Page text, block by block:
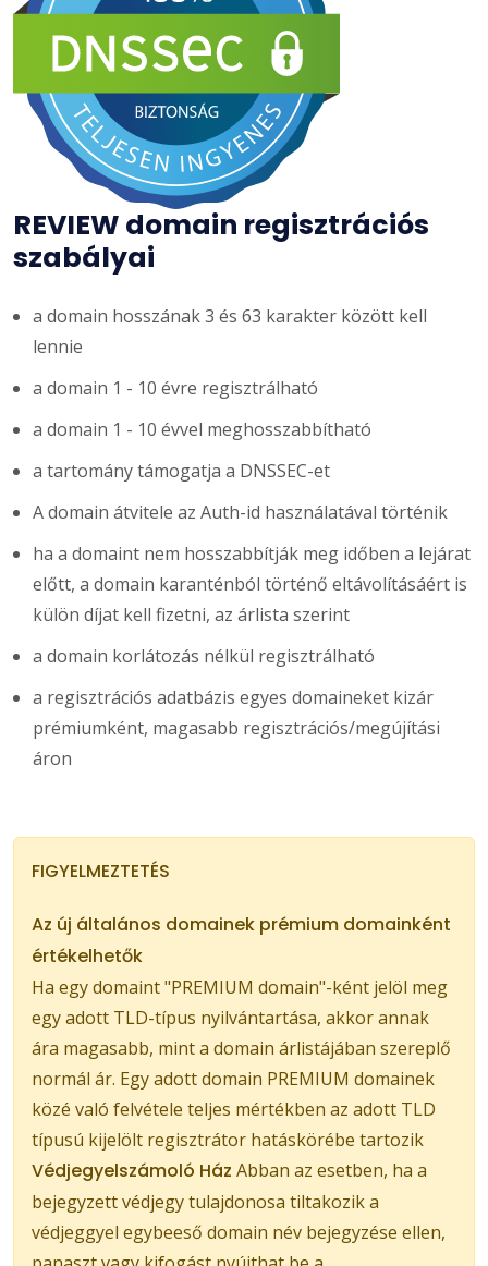
REVIEW domain regisztrációs
szabályai
a domain hosszának 3 és 63 karakter között kell
lennie
a domain 1 - 10 évre regisztrálható
a domain 1 - 10 évvel meghosszabbítható
a tartomány támogatja a DNSSEC-et
A domain átvitele az Auth-id használatával történik
ha a domaint nem hosszabbítják meg időben a lejárat
előtt, a domain karanténból történő eltávolításáért is
külön díjat kell fizetni, az árlista szerint
a domain korlátozás nélkül regisztrálható
a regisztrációs adatbázis egyes domaineket kizár
prémiumként, magasabb regisztrációs/megújítási
áron
FIGYELMEZTETÉS
Az új általános domainek prémium domainként
értékelhetők
Ha egy domaint "PREMIUM domain"-ként jelöl meg
egy adott TLD-típus nyilvántartása, akkor annak
ára magasabb, mint a domain árlistájában szereplő
normál ár. Egy adott domain PREMIUM domainek
közé való felvétele teljes mértékben az adott TLD
típusú kijelölt regisztrátor hatáskörébe tartozik
Védjegyelszámoló Ház Abban az esetben, ha a
bejegyzett védjegy tulajdonosa tiltakozik a
védjeggyel egybeeső domain név bejegyzése ellen,